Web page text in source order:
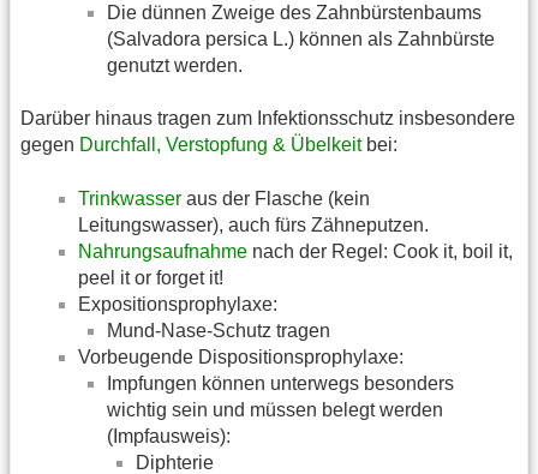
Die dünnen Zweige des Zahnbürstenbaums
(Salvadora persica L.) können als Zahnbürste
genutzt werden.
Darüber hinaus tragen zum Infektionsschutz insbesondere
gegen Durchfall, Verstopfung & Übelkeitbei:
Trinkwasser aus der Flasche (kein
Leitungswasser), auch fürs Zähneputzen.
Nahrungsaufnahme nach der Regel: Cook it, boil it,
peel it or forget it!
Expositionsprophylaxe:
Mund-Nase-Schutz tragen
Vorbeugende Dispositionsprophylaxe:
Impfungen können unterwegs besonders
wichtig sein und müssen belegt werden
(Impfausweis):
Diphterie